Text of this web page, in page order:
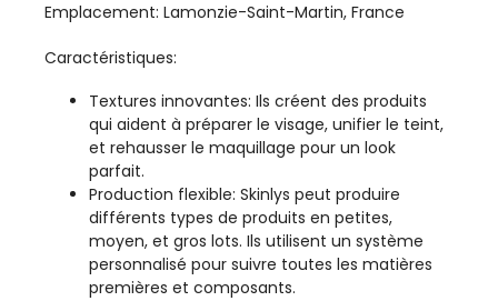
Emplacement: Lamonzie-Saint-Martin, France
Caractéristiques:
Textures innovantes: Ils créent des produits
qui aident à préparer le visage, unifier le teint,
et rehausser le maquillage pour un look
parfait.
Production flexible: Skinlys peut produire
différents types de produits en petites,
moyen, et gros lots. Ils utilisent un système
personnalisé pour suivre toutes les matières
premières et composants.